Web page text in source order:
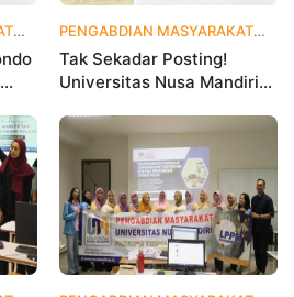
2 hari yang lalu
PENGABDIAN MASYARAKAT
Tak Sekadar Posting!
Universitas Nusa Mandiri
agar Instagram Klub
Olahraga Makin Viral